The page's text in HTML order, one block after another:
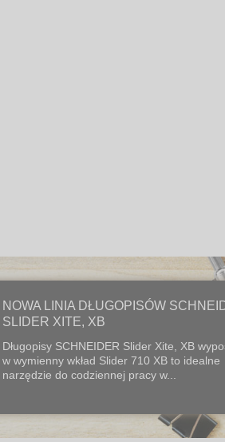
NOWA LINIA DŁUGOPISÓW
SLIDER XITE, XB
Długopisy SCHNEIDER Slider Xite, XB
w wymienny wkład Slider 710 XB to idealne
narzędzie do codziennej pracy w...